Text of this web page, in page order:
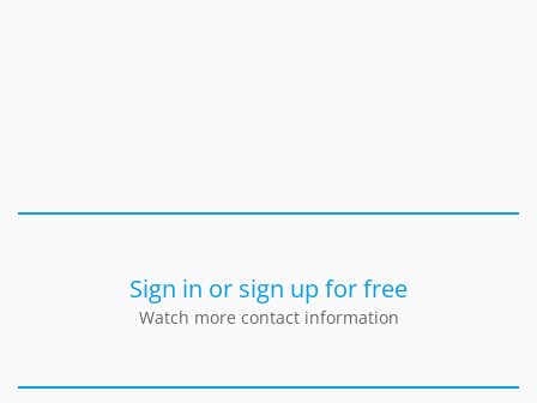
Sign in or sign up for free
Watch more contact information